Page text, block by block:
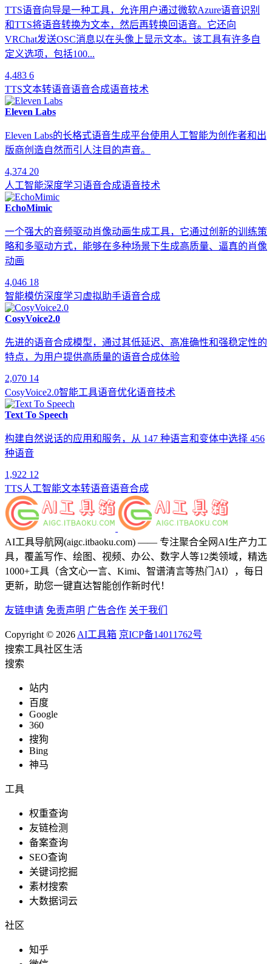
TTS语音向导是一种工具，允许用户通过微软Azure语音识别
和TTS将语音转换为文本，然后再转换回语音。它还向
VRChat发送OSC消息以在头像上显示文本。该工具有许多自
定义选项，包括100...
4,483 6
TTS文本转语音语音合成语音技术
Eleven Labs
Eleven Labs的长格式语音生成平台使用人工智能为创作者和出
版商创造自然而引人注目的声音。
4,374 20
人工智能深度学习语音合成语音技术
EchoMimic
一个强大的音频驱动肖像动画生成工具，它通过创新的训练策
略和多驱动方式，能够在多种场景下生成高质量、逼真的肖像
动画
4,046 18
智能模仿深度学习虚拟助手语音合成
CosyVoice2.0
先进的语音合成模型，通过其低延迟、高准确性和强稳定性的
特点，为用户提供高质量的语音合成体验
2,070 14
CosyVoice2.0智能工具语音优化语音技术
Text To Speech
构建自然说话的应用和服务，从 147 种语言和变体中选择 456
种语音
1,922 12
TTS人工智能文本转语音语音合成
AI工具导航网(aigc.itbaoku.com) —— 专注聚合全网AI生产力工
具，覆盖写作、绘图、视频、办公、数字人等12类领域，精选
1000+工具（含文心一言、Kimi、智谱清言等热门AI），每日
更新，助您一键直达智能创作新时代！
友链申请 免责声明 广告合作 关于我们
Copyright © 2026 AI工具箱 京ICP备14011762号
搜索工具社区生活
搜索
站内
百度
Google
360
搜狗
Bing
神马
工具
权重查询
友链检测
备案查询
SEO查询
关键词挖掘
素材搜索
大数据词云
社区
知乎